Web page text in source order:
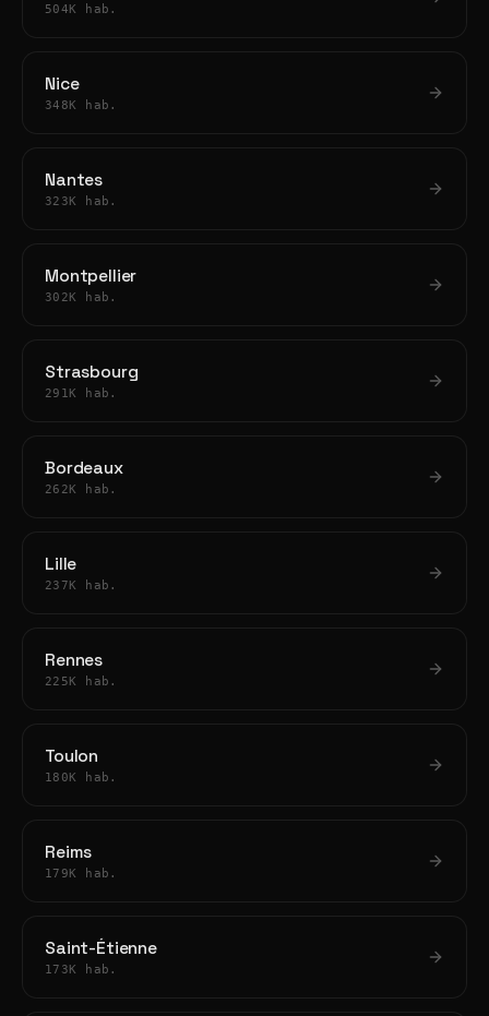
504K hab.
Nice
348K hab.
Nantes
323K hab.
Montpellier
302K hab.
Strasbourg
291K hab.
Bordeaux
262K hab.
Lille
237K hab.
Rennes
225K hab.
Toulon
180K hab.
Reims
179K hab.
Saint-Étienne
173K hab.